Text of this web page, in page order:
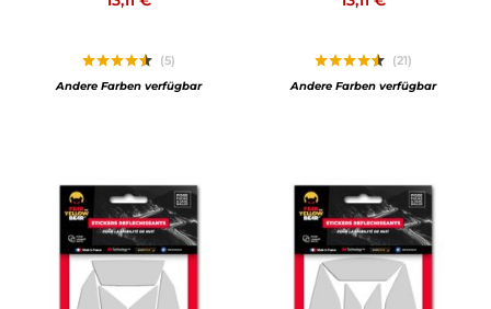
(5)
Andere Farben verfügbar
(21)
Andere Farben verfügbar